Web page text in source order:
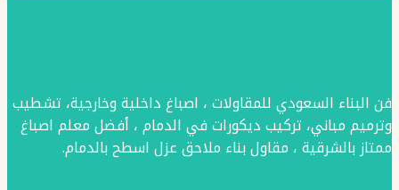
–
أسعار
ديكور
فن البناء السعودي للمقاولات ، اصباغ داخلية وخارجية، تشطيب
وترميم مباني، تركيب ديكورات في الدمام ، أفضل معلم اصباغ
ممتاز بالشرقية ، مقاول بناء ملاحق عزل اسطح بالدمام.